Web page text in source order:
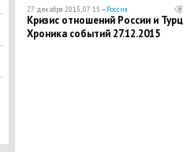
27 декабря 2015, 07:15 —Россия
Кризис отношений России и
Хроника событий 27.12.2015